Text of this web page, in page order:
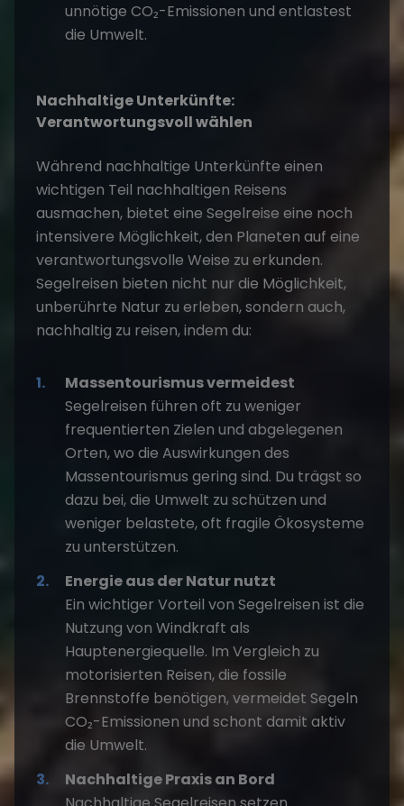
unnötige CO₂-Emissionen und entlastest
die Umwelt.
Nachhaltige Unterkünfte:
Verantwortungsvoll wählen
Während nachhaltige Unterkünfte einen
wichtigen Teil nachhaltigen Reisens
ausmachen, bietet eine Segelreise eine noch
intensivere Möglichkeit, den Planeten auf eine
verantwortungsvolle Weise zu erkunden.
Segelreisen bieten nicht nur die Möglichkeit,
unberührte Natur zu erleben, sondern auch,
nachhaltig zu reisen, indem du:
Massentourismus vermeidest
Segelreisen führen oft zu weniger
frequentierten Zielen und abgelegenen
Orten, wo die Auswirkungen des
Massentourismus gering sind. Du trägst so
dazu bei, die Umwelt zu schützen und
weniger belastete, oft fragile Ökosysteme
zu unterstützen.
Energie aus der Natur nutzt
Ein wichtiger Vorteil von Segelreisen ist die
Nutzung von Windkraft als
Hauptenergiequelle. Im Vergleich zu
motorisierten Reisen, die fossile
Brennstoffe benötigen, vermeidet Segeln
CO₂-Emissionen und schont damit aktiv
die Umwelt.
Nachhaltige Praxis an Bord